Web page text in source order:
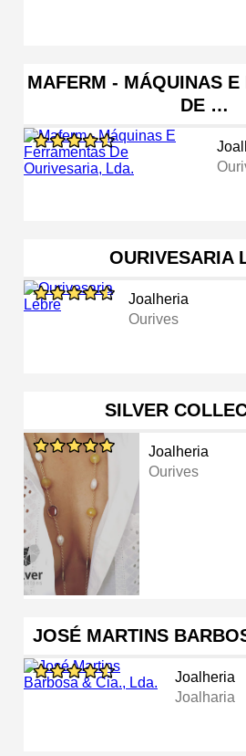
MAFERM - MÁQUINAS E
DE …
OURIVESARIA
Joalheria
Ourives
SILVER
Joalheria
Ourives
JOSÉ MARTINS
Joalheria
Joalharia